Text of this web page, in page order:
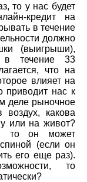
то у нас будет
кредит на
в течение
должно
(выигрыши),
в течение 33
что на
влияет на
приводит нас к
деле рыночное
какова
или на живот?
то он может
(если он
его еще раз).
то